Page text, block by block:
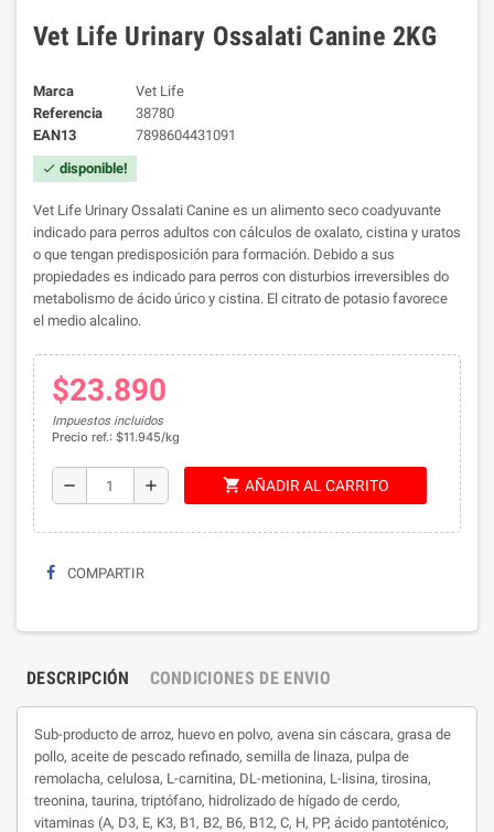
Vet Life Urinary Ossalati Canine 2KG
Marca
Vet Life
Referencia
38780
EAN13
7898604431091
check disponible!
Vet Life Urinary Ossalati Canine es un alimento seco coadyuvante
indicado para perros adultos con cálculos de oxalato, cistina y uratos
o que tengan predisposición para formación. Debido a sus
propiedades es indicado para perros con disturbios irreversibles do
metabolismo de ácido úrico y cistina. El citrato de potasio favorece
el medio alcalino.
$23.890
Impuestos incluidos
Precio ref.: $11.945/kg
remove add shopping_cart AÑADIR AL CARRITO
COMPARTIR
DESCRIPCIÓN CONDICIONES DE ENVIO
Sub-producto de arroz, huevo en polvo, avena sin cáscara, grasa de
pollo, aceite de pescado refinado, semilla de linaza, pulpa de
remolacha, celulosa, L-carnitina, DL-metionina, L-lisina, tirosina,
treonina, taurina, triptófano, hidrolizado de hígado de cerdo,
vitaminas (A, D3, E, K3, B1, B2, B6, B12, C, H, PP, ácido pantoténico,